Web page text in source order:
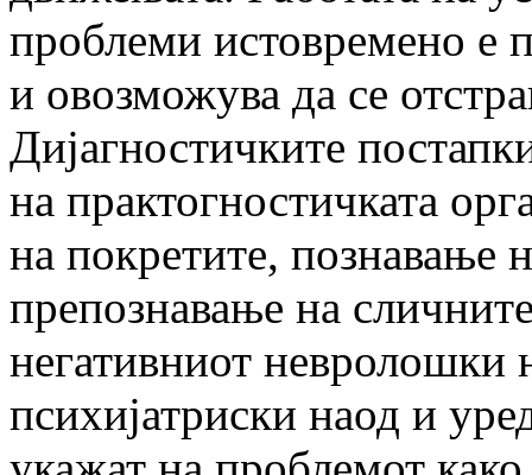
проблеми истовремено е
и овозможува да се
Дијагностичките
на практогностичката
на покретите, познавање
препознавање на
негативниот невролошки
психијатриски наод и